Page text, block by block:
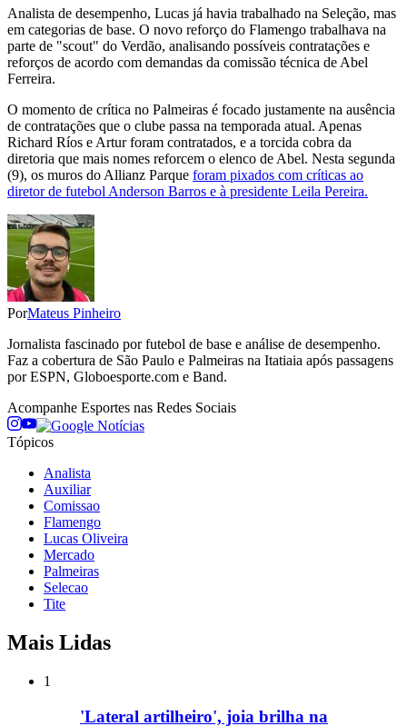
Analista de desempenho, Lucas já havia trabalhado na Seleção, mas
em categorias de base. O novo reforço do Flamengo trabalhava na
parte de "scout" do Verdão, analisando possíveis contratações e
reforços de acordo com demandas da comissão técnica de Abel
Ferreira.
O momento de crítica no Palmeiras é focado justamente na ausência
de contratações que o clube passa na temporada atual. Apenas
Richard Ríos e Artur foram contratados, e a torcida cobra da
diretoria que mais nomes reforcem o elenco de Abel. Nesta segunda
(9), os muros do Allianz Parque foram pixados com críticas ao
diretor de futebol Anderson Barros e à presidente Leila Pereira.
PorMateus Pinheiro
Jornalista fascinado por futebol de base e análise de desempenho.
Faz a cobertura de São Paulo e Palmeiras na Itatiaia após passagens
por ESPN, Globoesporte.com e Band.
Acompanhe Esportes nas Redes Sociais
Tópicos
Analista
Auxiliar
Comissao
Flamengo
Lucas Oliveira
Mercado
Palmeiras
Selecao
Tite
Mais Lidas
1
'Lateral artilheiro', joia brilha na